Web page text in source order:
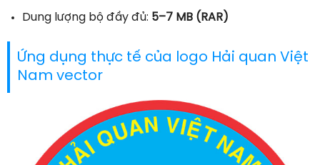
Dung lượng bộ đầy đủ: 5–7 MB (RAR)
Ứng dụng thực tế của logo Hải quan Việt
Nam vector